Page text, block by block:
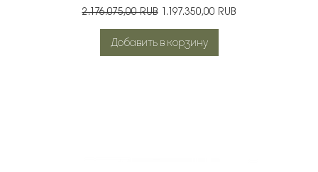
Обычная цена
2.176.075,00 RUB Цена со скидкой
1.197.350,00 RUB
Добавить в корзину